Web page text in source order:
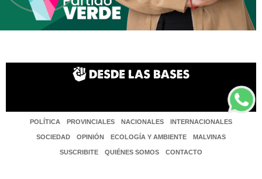
POLÍTICA PROVINCIALES NACIONALES INTERNACIONALES
SOCIEDAD OPINIÓN ECOLOGÍA Y AMBIENTE MALVINAS
SUSCRIBITE QUIÉNES SOMOS CONTACTO